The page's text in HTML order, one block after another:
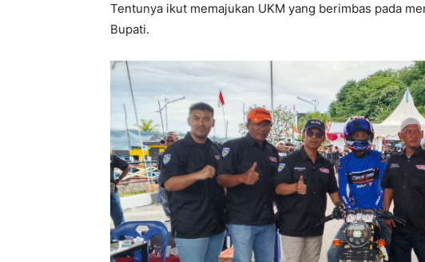
Tentunya ikut memajukan UKM yang berimbas pada
Bupati.